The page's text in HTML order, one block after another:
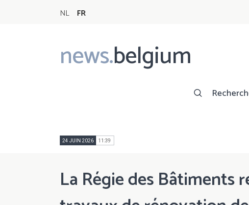
NL FR
news.belgium
Main
navigation
24 JUIN 2026 11:39
La Régie des Bâtiments